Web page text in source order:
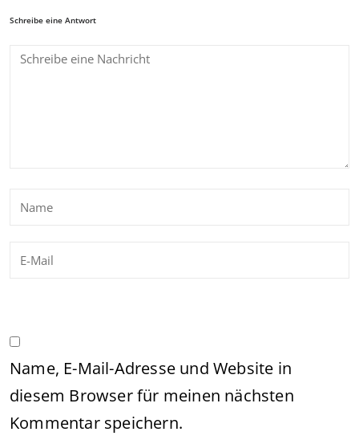
Schreibe eine Antwort
Name, E-Mail-Adresse und Website in
diesem Browser für meinen nächsten
Kommentar speichern.